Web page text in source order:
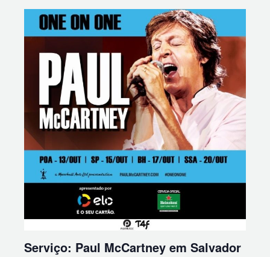
Serviço: Paul McCartney em Salvador